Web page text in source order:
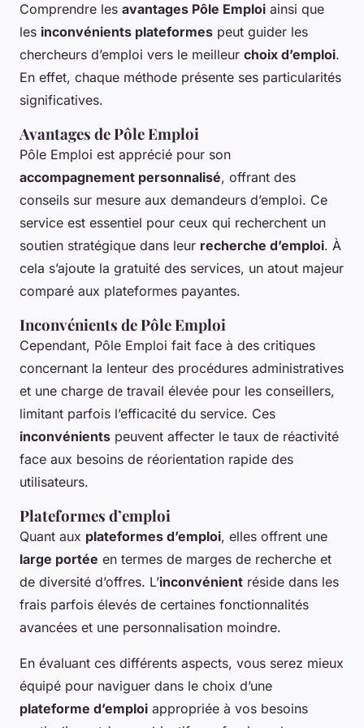
Comprendre les avantages Pôle Emploi ainsi que
les inconvénients plateformes peut guider les
chercheurs d’emploi vers le meilleur choix d’emploi.
En effet, chaque méthode présente ses particularités
significatives.
Avantages de Pôle Emploi
Pôle Emploi est apprécié pour son
accompagnement personnalisé, offrant des
conseils sur mesure aux demandeurs d’emploi. Ce
service est essentiel pour ceux qui recherchent un
soutien stratégique dans leur recherche d’emploi. À
cela s’ajoute la gratuité des services, un atout majeur
comparé aux plateformes payantes.
Inconvénients de Pôle Emploi
Cependant, Pôle Emploi fait face à des critiques
concernant la lenteur des procédures administratives
et une charge de travail élevée pour les conseillers,
limitant parfois l’efficacité du service. Ces
inconvénients peuvent affecter le taux de réactivité
face aux besoins de réorientation rapide des
utilisateurs.
Plateformes d’emploi
Quant aux plateformes d’emploi, elles offrent une
large portée en termes de marges de recherche et
de diversité d’offres. L’inconvénient réside dans les
frais parfois élevés de certaines fonctionnalités
avancées et une personnalisation moindre.
En évaluant ces différents aspects, vous serez mieux
équipé pour naviguer dans le choix d’une
plateforme d’emploi appropriée à vos besoins